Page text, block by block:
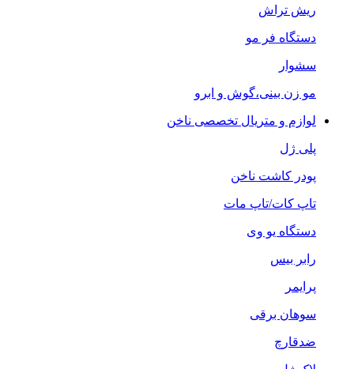
ریش تراش
دستگاه فر مو
سشوار
مو زن بینی،گوش و ابرو
لوازم و متریال تخصصی ناخن
پلی ژل
پودر کاشت ناخن
تاپ کات/تاپ مات
دستگاه یو وی
رابر بیس
پرایمر
سوهان برقی
ضدقارچ